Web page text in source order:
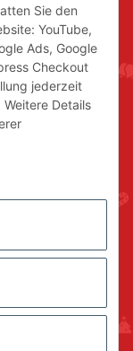
Sie den
YouTube,
Ads, Google
Checkout
jederzeit
Details